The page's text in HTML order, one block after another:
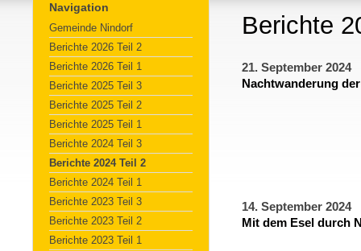
Navigation
Gemeinde Nindorf
Berichte 2026 Teil 2
Berichte 2026 Teil 1
Berichte 2025 Teil 3
Berichte 2025 Teil 2
Berichte 2025 Teil 1
Berichte 2024 Teil 3
Berichte 2024 Teil 2
Berichte 2024 Teil 1
Berichte 2023 Teil 3
Berichte 2023 Teil 2
Berichte 2023 Teil 1
Berichte
21. September 2024
Nachtwanderung
14. September 2024
Mit dem Esel durch